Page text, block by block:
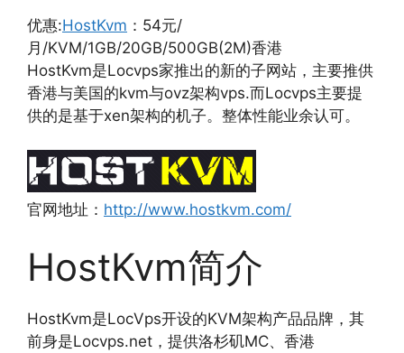
优惠:HostKvm ：54元/
月/KVM/1GB/20GB/500GB(2M)香港
HostKvm是Locvps家推出的新的子网站，主要推供
香港与美国的kvm与ovz架构vps.而Locvps主要提
供的是基于xen架构的机子。整体性能业余认可。
官网地址： http://www.hostkvm.com/
HostKvm简介
HostKvm是LocVps开设的KVM架构产品品牌，其
前身是Locvps.net，提供洛杉矶MC、香港